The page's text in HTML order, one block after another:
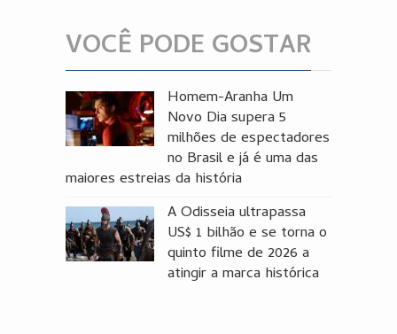
VOCÊ PODE GOSTAR
Homem-Aranha Um
Novo Dia supera 5
milhões de espectadores
no Brasil e já é uma das
maiores estreias da história
A Odisseia ultrapassa
US$ 1 bilhão e se torna o
quinto filme de 2026 a
atingir a marca histórica